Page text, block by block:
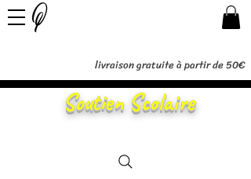
livraison gratuite à partir de 50€
Soutien Scolaire